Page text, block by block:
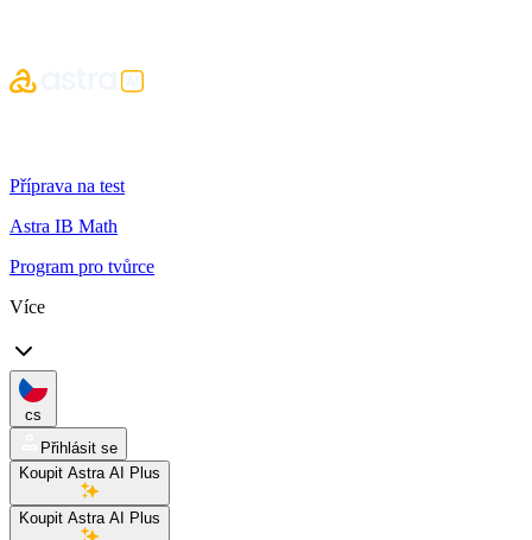
Příprava na test
Astra IB Math
Program pro tvůrce
Více
cs
Přihlásit se
Koupit Astra AI Plus
Koupit Astra AI Plus